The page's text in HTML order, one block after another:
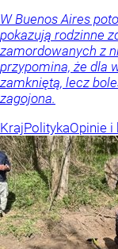
W Buenos Aires
pokazują rodzinne
zamordowanych z
przypomina, że dla
zamkniętą, lecz
zagojona.
KrajPolitykaOpinie